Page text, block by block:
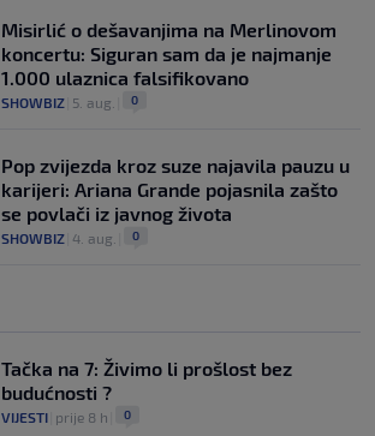
Misirlić o dešavanjima na Merlinovom
koncertu: Siguran sam da je najmanje
1.000 ulaznica falsifikovano
SHOWBIZ 5. aug. 0
Pop zvijezda kroz suze najavila pauzu u
karijeri: Ariana Grande pojasnila zašto
se povlači iz javnog života
SHOWBIZ 4. aug. 0
Tačka na 7: Živimo li prošlost bez
budućnosti ?
VIJESTI prije 8 h 0